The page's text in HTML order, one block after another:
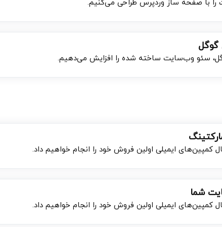
با صفحه ساز وردپرس طراحی می‌کنیم.
گوگل
سئو وب‌سایت ساخته شده را افزایش می‌دهیم.
کمپین‌های ایمیلی اولین فروش خود را انجام خواهیم داد.
شما
کمپین‌های ایمیلی اولین فروش خود را انجام خواهیم داد.